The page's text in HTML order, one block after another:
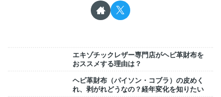
エキゾチックレザー専門店がヘビ革財布を
おススメする理由は？
ヘビ革財布（パイソン・コブラ）の皮めく
れ、剥がれどうなの？経年変化を知りたい